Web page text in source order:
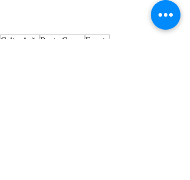
CulturAção Ponta Grossa
Evento